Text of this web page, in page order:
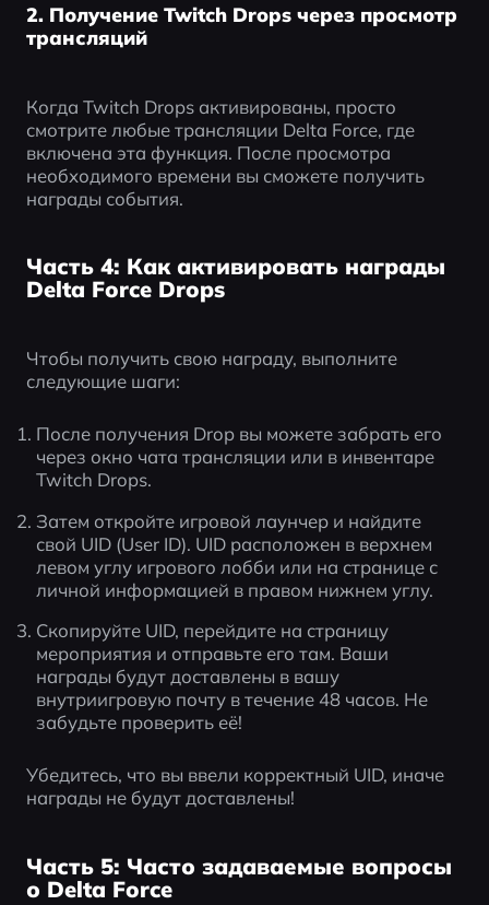
2. Получение Twitch Drops через просмотр
трансляций
Когда Twitch Drops активированы, просто
смотрите любые трансляции Delta Force, где
включена эта функция. После просмотра
необходимого времени вы сможете получить
награды события.
Часть 4: Как активировать награды
Delta Force Drops
Чтобы получить свою награду, выполните
следующие шаги:
После получения Drop вы можете забрать его
через окно чата трансляции или в инвентаре
Twitch Drops.
Затем откройте игровой лаунчер и найдите
свой UID (User ID). UID расположен в верхнем
левом углу игрового лобби или на странице с
личной информацией в правом нижнем углу.
Скопируйте UID, перейдите на страницу
мероприятия и отправьте его там. Ваши
награды будут доставлены в вашу
внутриигровую почту в течение 48 часов. Не
забудьте проверить её!
Убедитесь, что вы ввели корректный UID, иначе
награды не будут доставлены!
Часть 5: Часто задаваемые вопросы
о Delta Force